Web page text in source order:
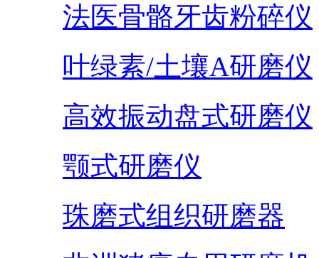
法医骨骼牙齿粉碎仪
叶绿素/土壤A研磨仪
高效振动盘式研磨仪
颚式研磨仪
珠磨式组织研磨器